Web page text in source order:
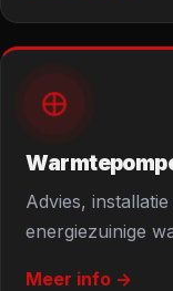
Advies,
energiezuinige
Meer info ->